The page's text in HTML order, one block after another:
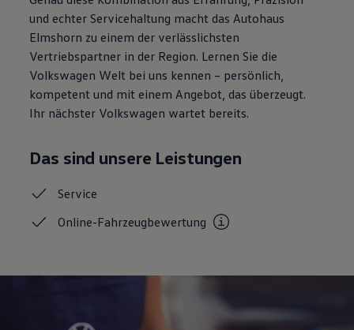
Motorenöl und Flüssigkeiten
Räder und Reifen
Pannen- und Unfallhilfe
Economy Service
Volkswagen Teile
Zubehör
Modellspezifisches Zubehör
Schutz und Pflege
Individualisieren
Wallbox und Ladekabel
Dienste für Ihr Modell finden
Volkswagen Apps, Login und Shop
Handy und Fahrzeug verbinden
Volkswagen Kundenbetreuung
Warn- und Kontrollleuchten
und echter Servicehaltung macht das Autohaus
Elmshorn zu einem der verlässlichsten
Vertriebspartner in der Region. Lernen Sie die
Volkswagen Welt bei uns kennen – persönlich,
kompetent und mit einem Angebot, das überzeugt.
Ihr nächster Volkswagen wartet bereits.
Das sind unsere Leistungen
Service
Online-Fahrzeugbewertung